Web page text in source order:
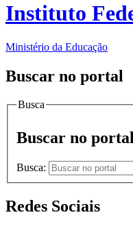
Instituto
Ministério da Educação
Buscar no portal
Busca
Buscar no portal
Busca:
Redes Sociais